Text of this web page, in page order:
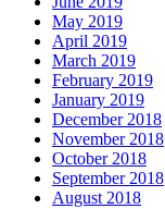
May 2019
April 2019
March 2019
February 2019
January 2019
December 2018
November 2018
October 2018
September 2018
August 2018